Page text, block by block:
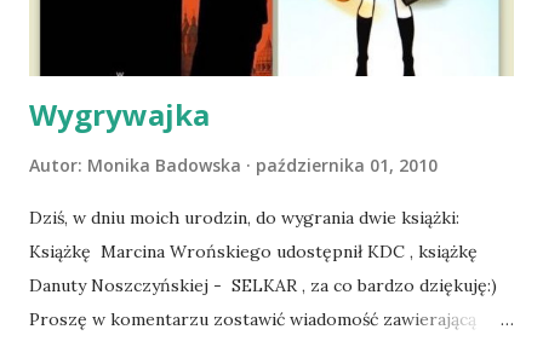
się ustabilizować zawirowania zdrowotne i wówczas
zaczęliśmy się cieszyć sobą wzajemnie już na 100%.
Dopier...
Wygrywajka
Autor: Monika Badowska października 01, 2010
Dziś, w dniu moich urodzin, do wygrania dwie książki:
Książkę Marcina Wrońskiego udostępnił KDC , książkę
Danuty Noszczyńskiej - SELKAR , za co bardzo dziękuję:)
Proszę w komentarzu zostawić wiadomość zawierającą